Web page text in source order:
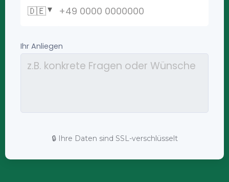
🔒 Ihre Daten sind SSL-verschlüsselt